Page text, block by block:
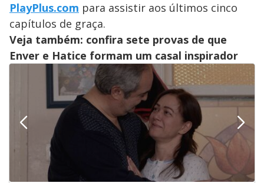
PlayPlus.com para assistir aos últimos cinco
capítulos de graça.
Veja também: confira sete provas de que
Enver e Hatice formam um casal inspirador